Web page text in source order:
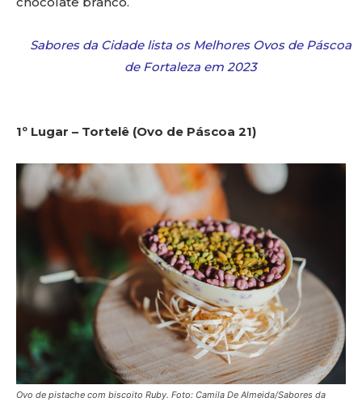
Sabores da Cidade lista os Melhores Ovos de Páscoa
de Fortaleza em 2023
1º Lugar – Tortelê (Ovo de Páscoa 21)
Ovo de pistache com biscoito Ruby. Foto: Camila De Almeida/Sabores da